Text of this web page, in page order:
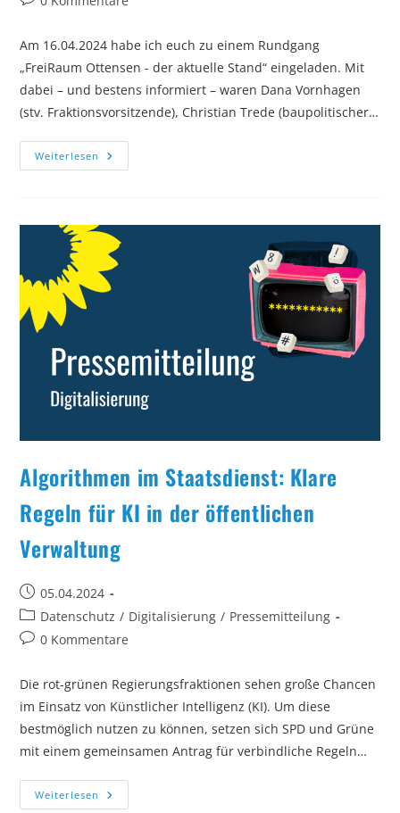
Am 16.04.2024 habe ich euch zu einem Rundgang
„FreiRaum Ottensen - der aktuelle Stand“ eingeladen. Mit
dabei – und bestens informiert – waren Dana Vornhagen
(stv. Fraktionsvorsitzende), Christian Trede (baupolitischer…
Weiterlesen Für
Euch
Zu
FreiRaum
Ottensen
Algorithmen im Staatsdienst: Klare
Regeln für KI in der öffentlichen
Verwaltung
Beitrag
veröffentlicht:
05.04.2024
Beitrags-
Kategorie:
Datenschutz / Digitalisierung / Pressemitteilung
Beitrags-
0 Kommentare
Die rot-grünen Regierungsfraktionen sehen große Chancen
im Einsatz von Künstlicher Intelligenz (KI). Um diese
bestmöglich nutzen zu können, setzen sich SPD und Grüne
mit einem gemeinsamen Antrag für verbindliche Regeln…
Weiterlesen Algorithmen
Im